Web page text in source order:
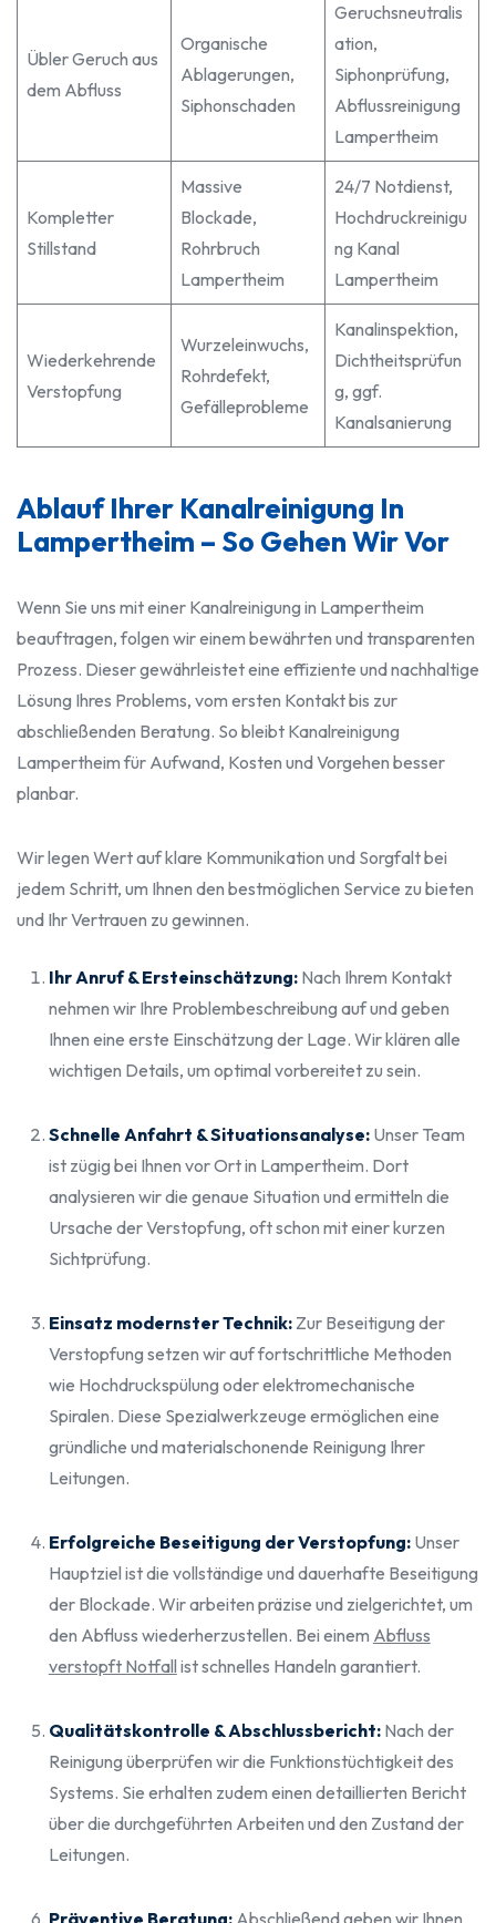
Übler Geruch aus
dem Abfluss
Organische
Ablagerungen,
Siphonschaden
Geruchsneutralis
ation,
Siphonprüfung,
Abflussreinigung
Lampertheim
Kompletter
Stillstand
Massive
Blockade,
Rohrbruch
Lampertheim
24/7 Notdienst,
Hochdruckreinigu
ng Kanal
Lampertheim
Wiederkehrende
Verstopfung
Wurzeleinwuchs,
Rohrdefekt,
Gefälleprobleme
Kanalinspektion,
Dichtheitsprüfun
g, ggf.
Kanalsanierung
Ablauf Ihrer Kanalreinigung In
Lampertheim – So Gehen Wir Vor
Wenn Sie uns mit einer Kanalreinigung in Lampertheim
beauftragen, folgen wir einem bewährten und transparenten
Prozess. Dieser gewährleistet eine effiziente und nachhaltige
Lösung Ihres Problems, vom ersten Kontakt bis zur
abschließenden Beratung. So bleibt Kanalreinigung
Lampertheim für Aufwand, Kosten und Vorgehen besser
planbar.
Wir legen Wert auf klare Kommunikation und Sorgfalt bei
jedem Schritt, um Ihnen den bestmöglichen Service zu bieten
und Ihr Vertrauen zu gewinnen.
Ihr Anruf & Ersteinschätzung:Nach Ihrem Kontakt
nehmen wir Ihre Problembeschreibung auf und geben
Ihnen eine erste Einschätzung der Lage. Wir klären alle
wichtigen Details, um optimal vorbereitet zu sein.
Schnelle Anfahrt & Situationsanalyse:Unser Team
ist zügig bei Ihnen vor Ort in Lampertheim. Dort
analysieren wir die genaue Situation und ermitteln die
Ursache der Verstopfung, oft schon mit einer kurzen
Sichtprüfung.
Einsatz modernster Technik:Zur Beseitigung der
Verstopfung setzen wir auf fortschrittliche Methoden
wie Hochdruckspülung oder elektromechanische
Spiralen. Diese Spezialwerkzeuge ermöglichen eine
gründliche und materialschonende Reinigung Ihrer
Leitungen.
Erfolgreiche Beseitigung der Verstopfung:Unser
Hauptziel ist die vollständige und dauerhafte Beseitigung
der Blockade. Wir arbeiten präzise und zielgerichtet, um
den Abfluss wiederherzustellen. Bei einem Abfluss
verstopft Notfall ist schnelles Handeln garantiert.
Qualitätskontrolle & Abschlussbericht:Nach der
Reinigung überprüfen wir die Funktionstüchtigkeit des
Systems. Sie erhalten zudem einen detaillierten Bericht
über die durchgeführten Arbeiten und den Zustand der
Leitungen.